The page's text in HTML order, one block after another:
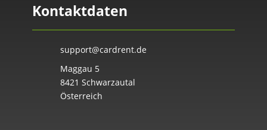
Kontaktdaten
support@cardrent.de
Maggau 5
8421 Schwarzautal
Österreich